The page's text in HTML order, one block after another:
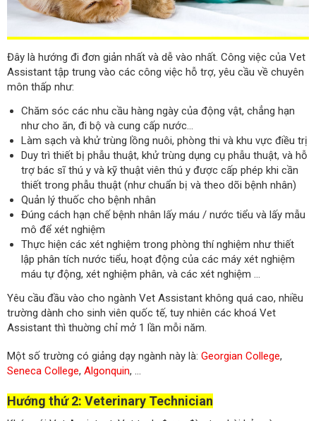
Đây là hướng đi đơn giản nhất và dễ vào nhất. Công việc của Vet
Assistant tập trung vào các công việc hỗ trợ, yêu cầu về chuyên
môn thấp như:
Chăm sóc các nhu cầu hàng ngày của động vật, chẳng hạn
như cho ăn, đi bộ và cung cấp nước…
Làm sạch và khử trùng lồng nuôi, phòng thi và khu vực điều trị
Duy trì thiết bị phẫu thuật, khử trùng dụng cụ phẫu thuật, và hỗ
trợ bác sĩ thú y và kỹ thuật viên thú y được cấp phép khi cần
thiết trong phẫu thuật (như chuẩn bị và theo dõi bệnh nhân)
Quản lý thuốc cho bệnh nhân
Đúng cách hạn chế bệnh nhân lấy máu / nước tiểu và lấy mẫu
mô để xét nghiệm
Thực hiện các xét nghiệm trong phòng thí nghiệm như thiết
lập phân tích nước tiểu, hoạt động của các máy xét nghiệm
máu tự động, xét nghiệm phân, và các xét nghiệm …
Yêu cầu đầu vào cho ngành Vet Assistant không quá cao, nhiều
trường dành cho sinh viên quốc tế, tuy nhiên các khoá Vet
Assistant thì thuờng chỉ mở 1 lần mỗi năm.
Một số trường có giảng dạy ngành này là: Georgian College,
Seneca College, Algonquin, …
Hướng thứ 2: Veterinary Technician